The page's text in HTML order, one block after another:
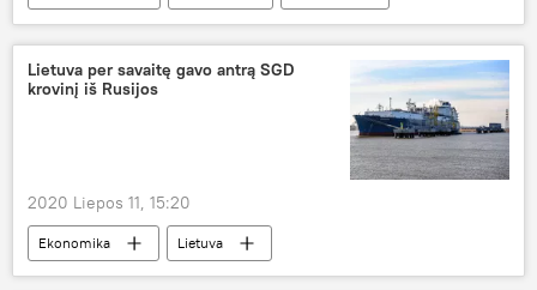
smurtas
Lietuva per savaitę gavo antrą SGD
krovinį iš Rusijos
2020 Liepos 11, 15:20
Ekonomika
Lietuva
Klaipėdos suskystintų gamtinių dujų (SGD) terminalas